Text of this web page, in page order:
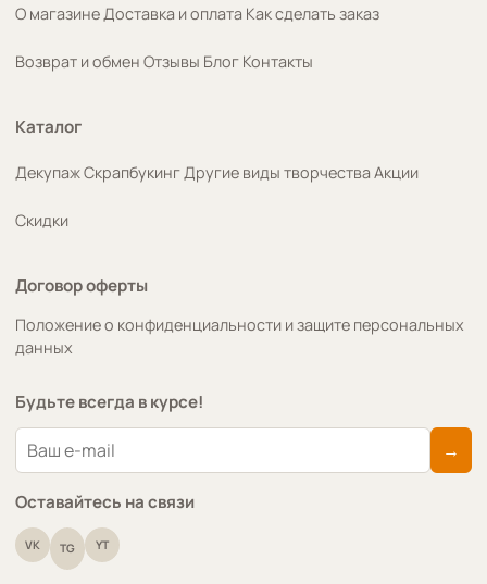
О магазинеДоставка и оплата Как сделать заказ
Возврат и обмен Отзывы Блог Контакты
Каталог
ДекупажСкрапбукингДругие виды творчества Акции
Скидки
Договор оферты
Положение о конфиденциальности и защите персональных
данных
Будьте всегда в курсе!
→
Оставайтесь на связи
VK TG YT